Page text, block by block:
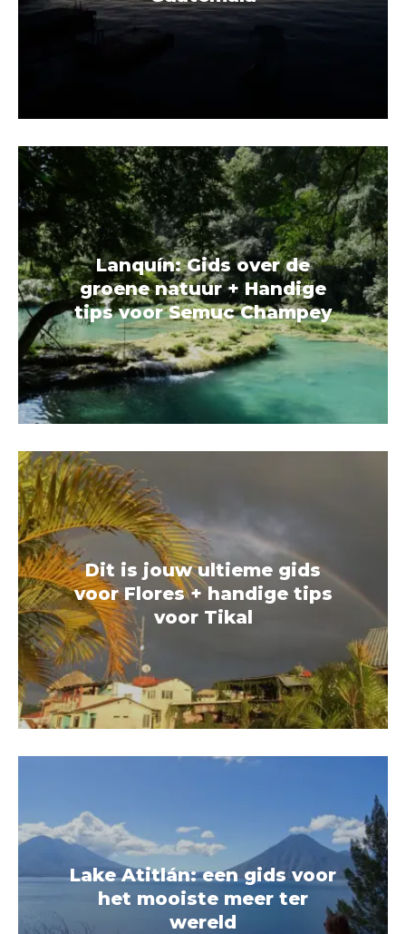
Lanquín: Gids over de
groene natuur + Handige
tips voor Semuc Champey
Dit is jouw ultieme gids
voor Flores + handige tips
voor Tikal
Lake Atitlán: een gids voor
het mooiste meer ter
wereld